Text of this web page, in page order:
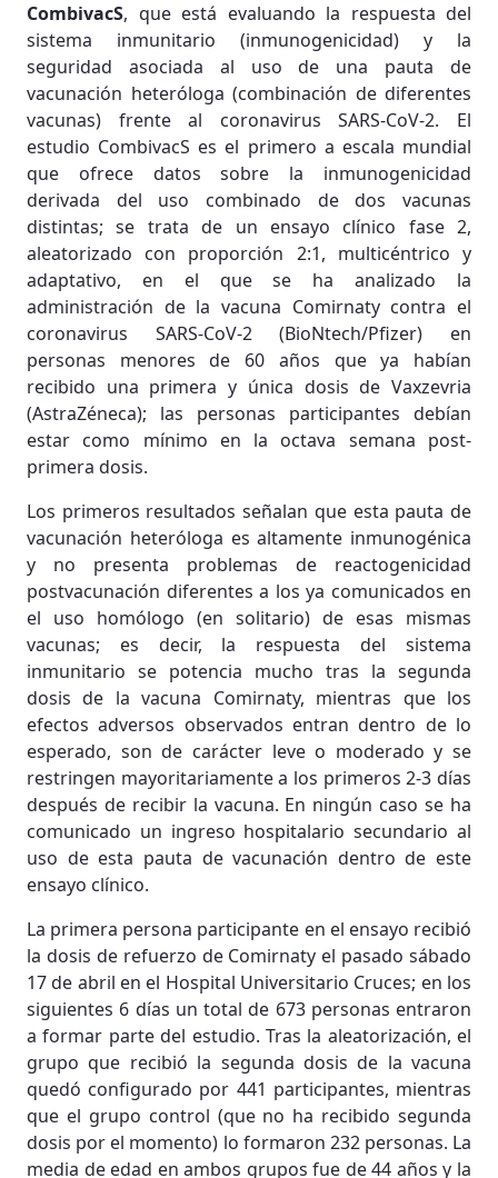
CombivacS, que está evaluando la respuesta del
sistema inmunitario (inmunogenicidad) y la
seguridad asociada al uso de una pauta de
vacunación heteróloga (combinación de diferentes
vacunas) frente al coronavirus SARS-CoV-2. El
estudio CombivacS es el primero a escala mundial
que ofrece datos sobre la inmunogenicidad
derivada del uso combinado de dos vacunas
distintas; se trata de un ensayo clínico fase 2,
aleatorizado con proporción 2:1, multicéntrico y
adaptativo, en el que se ha analizado la
administración de la vacuna Comirnaty contra el
coronavirus SARS-CoV-2 (BioNtech/Pfizer) en
personas menores de 60 años que ya habían
recibido una primera y única dosis de Vaxzevria
(AstraZéneca); las personas participantes debían
estar como mínimo en la octava semana post-
primera dosis.
Los primeros resultados señalan que esta pauta de
vacunación heteróloga es altamente inmunogénica
y no presenta problemas de reactogenicidad
postvacunación diferentes a los ya comunicados en
el uso homólogo (en solitario) de esas mismas
vacunas; es decir, la respuesta del sistema
inmunitario se potencia mucho tras la segunda
dosis de la vacuna Comirnaty, mientras que los
efectos adversos observados entran dentro de lo
esperado, son de carácter leve o moderado y se
restringen mayoritariamente a los primeros 2-3 días
después de recibir la vacuna. En ningún caso se ha
comunicado un ingreso hospitalario secundario al
uso de esta pauta de vacunación dentro de este
ensayo clínico.
La primera persona participante en el ensayo recibió
la dosis de refuerzo de Comirnaty el pasado sábado
17 de abril en el Hospital Universitario Cruces; en los
siguientes 6 días un total de 673 personas entraron
a formar parte del estudio. Tras la aleatorización, el
grupo que recibió la segunda dosis de la vacuna
quedó configurado por 441 participantes, mientras
que el grupo control (que no ha recibido segunda
dosis por el momento) lo formaron 232 personas. La
media de edad en ambos grupos fue de 44 años y la